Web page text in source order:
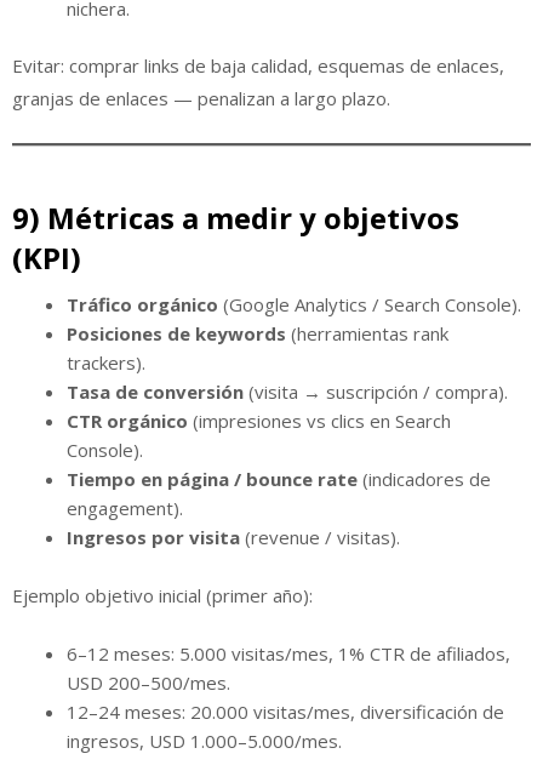
nichera.
Evitar: comprar links de baja calidad, esquemas de enlaces,
granjas de enlaces — penalizan a largo plazo.
9) Métricas a medir y objetivos
(KPI)
Tráfico orgánico (Google Analytics / Search Console).
Posiciones de keywords (herramientas rank
trackers).
Tasa de conversión (visita → suscripción / compra).
CTR orgánico (impresiones vs clics en Search
Console).
Tiempo en página / bounce rate (indicadores de
engagement).
Ingresos por visita (revenue / visitas).
Ejemplo objetivo inicial (primer año):
6–12 meses: 5.000 visitas/mes, 1% CTR de afiliados,
USD 200–500/mes.
12–24 meses: 20.000 visitas/mes, diversificación de
ingresos, USD 1.000–5.000/mes.